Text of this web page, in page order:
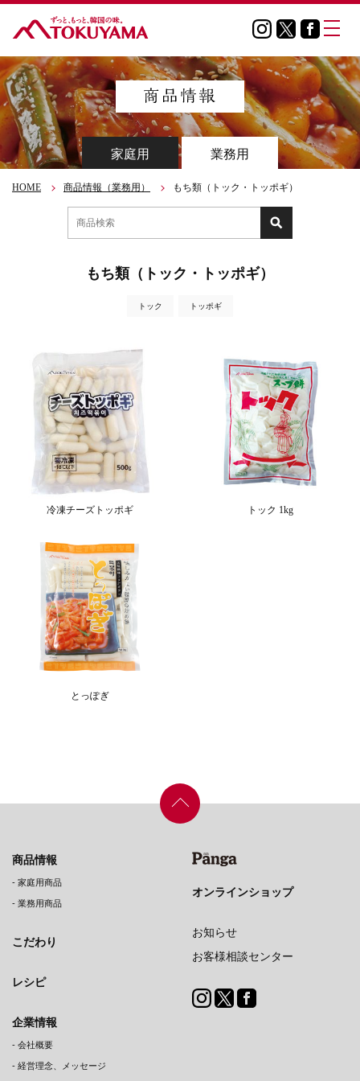
家庭用 業務用
HOME 商品情報（業務用） もち類（トック・トッポギ）
もち類（トック・トッポギ）
トック トッポギ
冷凍チーズトッポギ トック 1kg
とっぽぎ
商品情報
- 家庭用商品
- 業務用商品
こだわり
レシピ
企業情報
- 会社概要
- 経営理念、メッセージ
オンラインショップ
お知らせ
お客様相談センター